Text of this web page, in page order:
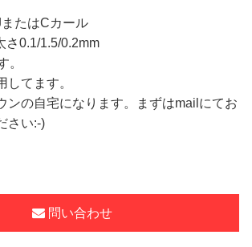
たはCカール
さ0.1/1.5/0.2mm
。
してます。
ンの自宅になります。まずはmailにてお
さい:-)
問い合わせ